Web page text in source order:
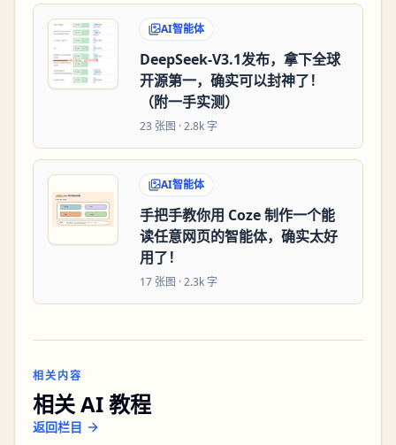
AI智能体
DeepSeek-V3.1发布，拿下全球
开源第一，确实可以封神了！
（附一手实测）
23 张图 ·2.8k 字
AI智能体
手把手教你用 Coze 制作一个能
读任意网页的智能体，确实太好
用了！
17 张图 ·2.3k 字
相关内容
相关 AI 教程
返回栏目